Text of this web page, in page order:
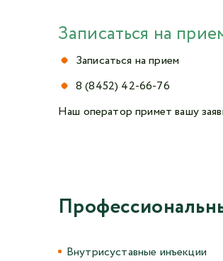
Записаться на
Записаться на прием
8 (8452) 42-66-76
Наш оператор примет вашу
Внутрисуставные инъекции